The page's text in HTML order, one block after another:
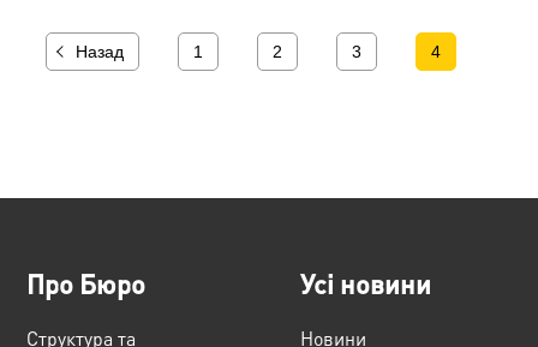
Назад 1 2 3 4
Про Бюро
Структура та
Усі новини
Новини